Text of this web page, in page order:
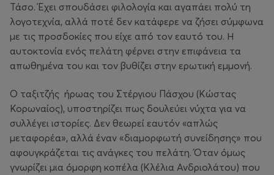
Τάσο. Έχει σπουδάσει φιλολογία και αγαπάει πολύ τη
λογοτεχνία, αλλά ποτέ δεν κατάφερε να ζήσει σύμφωνα
με τις προσδοκίες που είχε από τον εαυτό του. Η
αυτοκτονία ενός πελάτη φέρνει στην επιφάνεια τα
απωθημένα του και τον βυθίζει στην ερωτική εμμονή.
Ο ταξιτζής ήρωας του Στέργιου Πάσχου (Κώστας
Κορωναίος), υποστηρίζει πως δουλεύει νύχτα για να
συλλέγει ιστορίες. Δεν θεωρεί εαυτόν «απλώς
μεταφορέα», αλλά έναν «διαμορφωτή συνείδησης» που
αφουγκράζεται τις ανάγκες του πελάτη. Όταν όμως
γνωρίζει μια όμορφη κοπέλα (Κλέλια Ανδριολάτου) που